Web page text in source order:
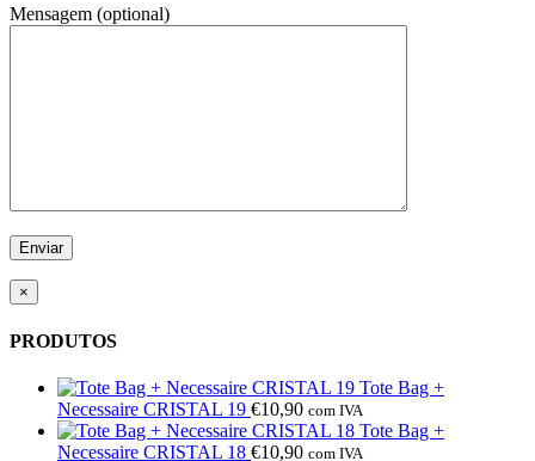
Mensagem (optional)
×
PRODUTOS
Tote Bag +
Necessaire CRISTAL 19 €10,90 com IVA
Tote Bag +
Necessaire CRISTAL 18 €10,90 com IVA